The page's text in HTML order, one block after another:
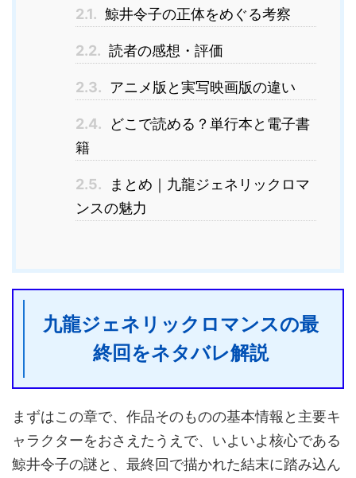
2.1. 鯨井令子の正体をめぐる考察
2.2. 読者の感想・評価
2.3. アニメ版と実写映画版の違い
2.4.
どこで読める？単行本と電子書
籍
2.5.
まとめ｜九龍ジェネリックロマ
ンスの魅力
九龍ジェネリックロマンスの最
終回をネタバレ解説
まずはこの章で、作品そのものの基本情報と主要キ
ャラクターをおさえたうえで、いよいよ核心である
鯨井令子の謎と、最終回で描かれた結末に踏み込ん